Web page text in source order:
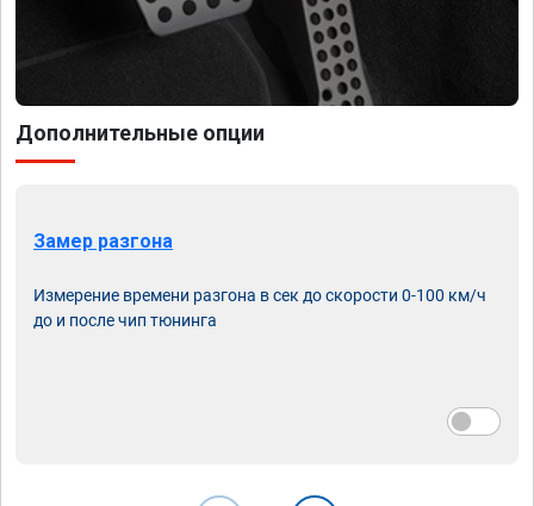
Дополнительные опции
Замер разгона
Измерение времени разгона в сек до скорости 0-100 км/ч
до и после чип тюнинга